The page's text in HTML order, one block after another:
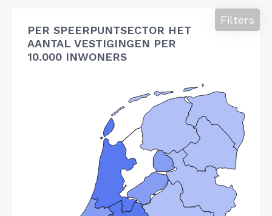
PER SPEERPUNTSECTOR HET
AANTAL VESTIGINGEN PER
10.000 INWONERS
Filters